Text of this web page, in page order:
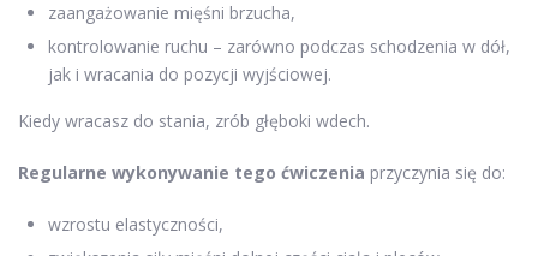
zaangażowanie mięśni brzucha,
kontrolowanie ruchu – zarówno podczas schodzenia w dół,
jak i wracania do pozycji wyjściowej.
Kiedy wracasz do stania, zrób głęboki wdech.
Regularne wykonywanie tego ćwiczenia przyczynia się do:
wzrostu elastyczności,